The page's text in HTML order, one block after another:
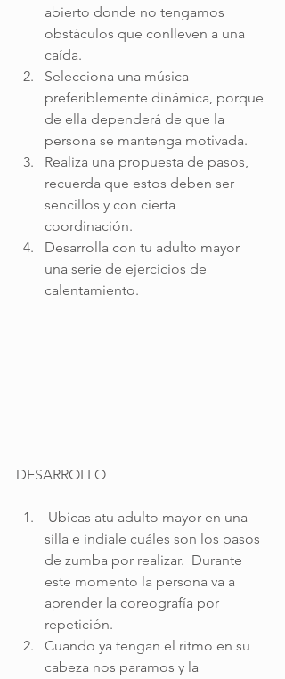
abierto donde no tengamos
obstáculos que conlleven a una
caída.
Selecciona una música
preferiblemente dinámica, porque
de ella dependerá de que la
persona se mantenga motivada.
Realiza una propuesta de pasos,
recuerda que estos deben ser
sencillos y con cierta
coordinación.
Desarrolla con tu adulto mayor
una serie de ejercicios de
calentamiento.
DESARROLLO
silla e indiale cuáles son los pasos
de zumba por realizar.  Durante
este momento la persona va a
aprender la coreografía por
repetición.
Cuando ya tengan el ritmo en su
cabeza nos paramos y la